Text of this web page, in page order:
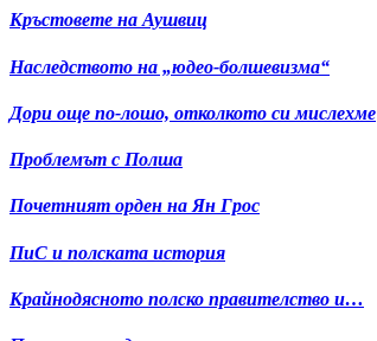
Кръстовете на Аушвиц
Наследството на „юдео-болшевизма“
Дори още по-лошо, отколкото си мислехме
Проблемът с Полша
Почетният орден на Ян Грос
ПиС и полската история
Крайнодясното полско правителство и…